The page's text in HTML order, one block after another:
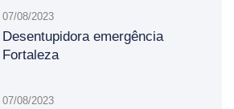
07/08/2023
Desentupidora emergência
Fortaleza
07/08/2023